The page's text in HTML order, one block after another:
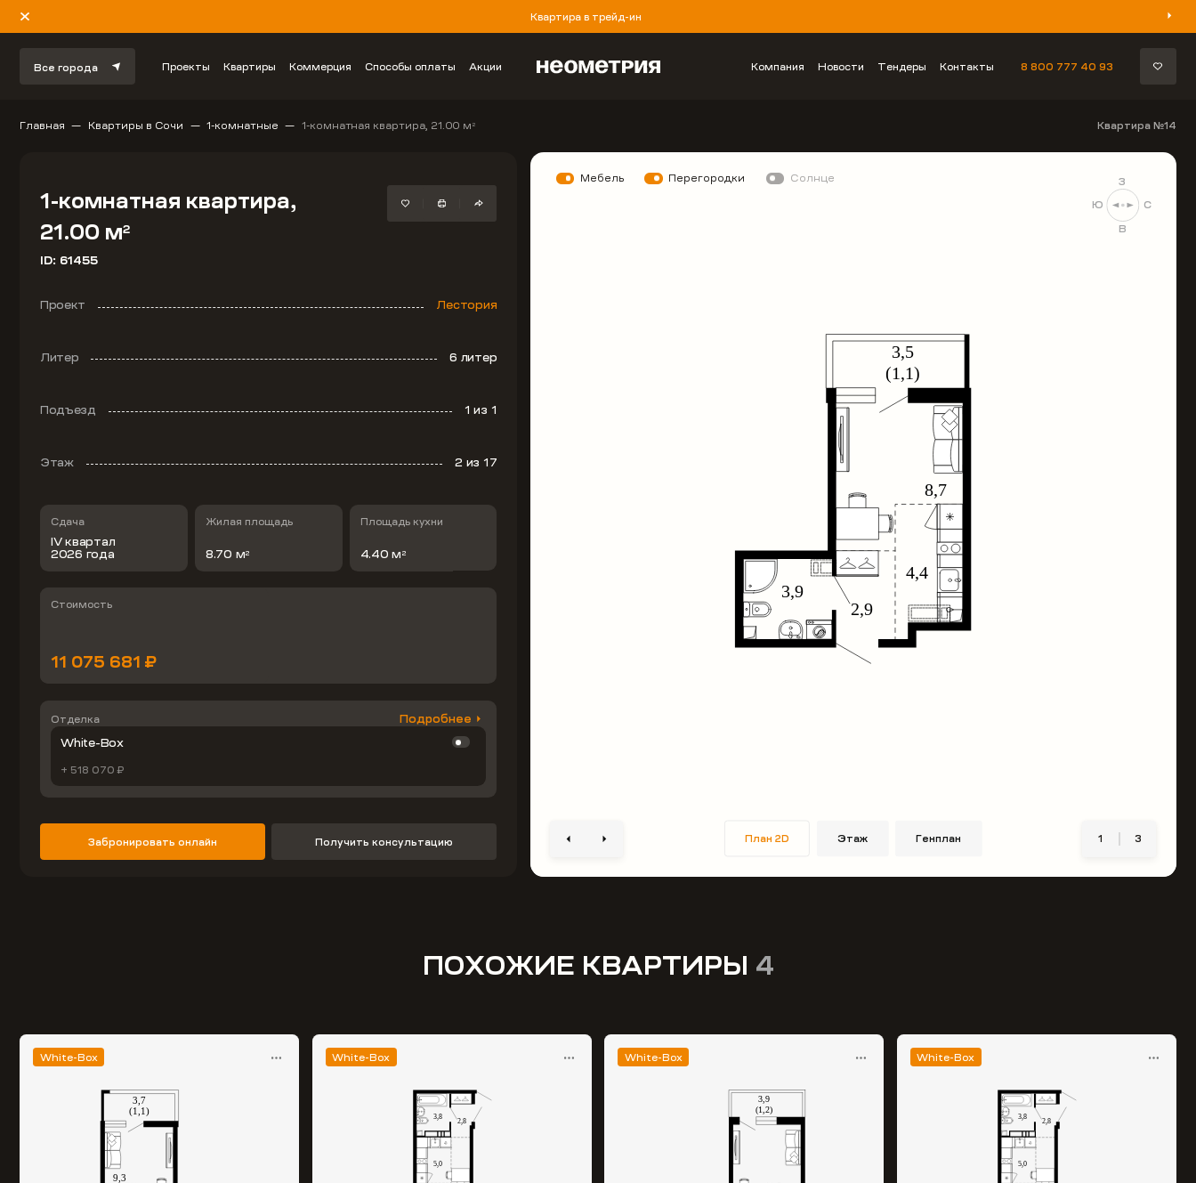
Квартира в трейд-ин
Все города Проекты Квартиры Коммерция Способы оплаты Акции Компания Новости Тендеры Контакты 8 800 777 40 93
Главная Квартиры в Сочи 1-комнатные 1-комнатная квартира, 21.00 м 2 Квартира №14
1-комнатная квартира,
21.00 м2
ID: 61455
Проект Лестория
Литер 6 литер
Подъезд 1из 1
Этаж 2 из 17
Сдача
IV квартал
2026 года
Жилая площадь
8.70 м2
Площадь кухни
4.40 м 2
Стоимость
11 075 681 ₽
Отделка
Подробнее
White-Box
+ 518 070 ₽
Забронировать онлайн Получить консультацию
С
В
Ю
З
Мебель Перегородки Солнце
План 2D Этаж Генплан 1 3
ПОХОЖИЕ КВАРТИРЫ 4
White-Box White-Box White-Box White-Box